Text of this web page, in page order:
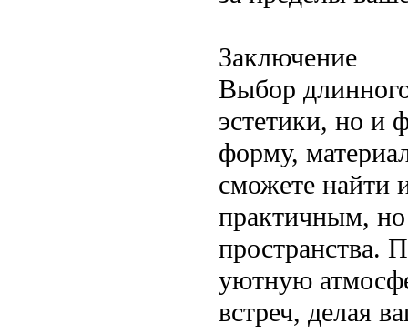
Заключение
Выбор
эстетики, но и
форму,
сможете найти
практичным,
пространства.
уютную
встреч, делая